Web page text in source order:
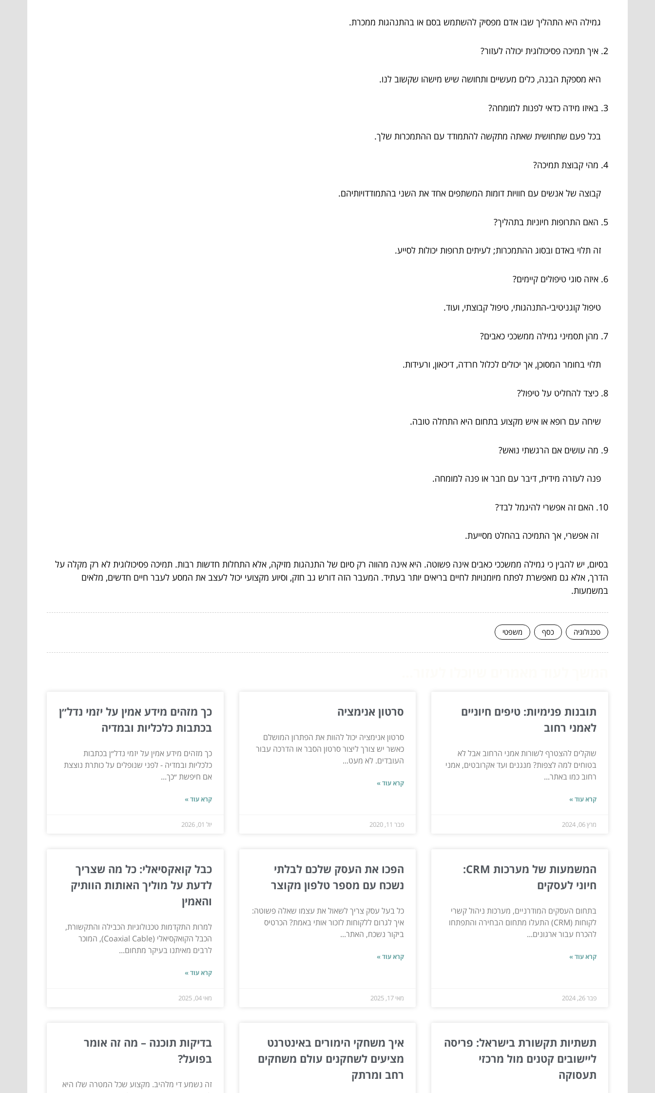
גמילה היא התהליך שבו אדם מפסיק להשתמש בסם או בהתנהגות ממכרת.
2. איך תמיכה פסיכולוגית יכולה לעזור?
היא מספקת הבנה, כלים מעשיים ותחושה שיש מישהו שקשוב לנו.
3. באיזו מידה כדאי לפנות למומחה?
בכל פעם שתחושית שאתה מתקשה להתמודד עם ההתמכרות שלך.
4. מהי קבוצת תמיכה?
קבוצה של אנשים עם חוויות דומות המשתפים אחד את השני בהתמודדויותיהם.
5. האם התרופות חיוניות בתהליך?
זה תלוי באדם ובסוג ההתמכרות; לעיתים תרופות יכולות לסייע.
6. איזה סוגי טיפולים קיימים?
טיפול קוגניטיבי-התנהגותי, טיפול קבוצתי, ועוד.
7. מהן תסמיני גמילה ממשככי כאבים?
תלוי בחומר המסוכן, אך יכולים לכלול חרדה, דיכאון, ורעידות.
8. כיצד להחליט על טיפול?
שיחה עם רופא או איש מקצוע בתחום היא התחלה טובה.
9. מה עושים אם הרגשתי נואש?
פנה לעזרה מידית, דיבר עם חבר או פנה למומחה.
10. האם זה אפשרי להיגמל לבד?
זה אפשרי, אך התמיכה בהחלט מסייעת.
בסיום, יש להבין כי גמילה ממשככי כאבים אינה פשוטה. היא אינה מהווה רק סיום של התנהגות מזיקה, אלא התחלות חדשות רבות. תמיכה פסיכולוגית לא רק מקלה על
הדרך, אלא גם מאפשרת לפתח מיומנויות לחיים בריאים יותר בעתיד. המעבר הזה דורש גב חזק, וסיוע מקצועי יכול לעצב את המסע לעבר חיים חדשים, מלאים
במשמעות.
טכנולוגיה כסף משפטי
תובנות פנימיות: טיפים חיוניים
לאמני רחוב
שוקלים להצטרף לשורות אמני הרחוב אבל לא
בטוחים למה לצפות? מנגנים ועד אקרובטים, אמני
רחוב כמו באתר...
קרא עוד »
מרץ 06, 2024
סרטון אנימציה
סרטון אנימציה יכול להוות את הפתרון המושלם
כאשר יש צורך ליצור סרטון הסבר או הדרכה עבור
העובדים. לא מעט...
קרא עוד »
פבר 11, 2020
כך מזהים מידע אמין על יזמי נדל״ן
בכתבות כלכליות ובמדיה
כך מזהים מידע אמין על יזמי נדל״ן בכתבות
כלכליות ובמדיה - לפני שנופלים על כותרת נוצצת
אם חיפשת ״כך...
קרא עוד »
יול 01, 2026
המשמעות של מערכות CRM:
חיוני לעסקים
בתחום העסקים המודרניים, מערכות ניהול קשרי
לקוחות (CRM) התעלו מתחום הבחירה והתפתחו
להכרח עבור ארגונים...
קרא עוד »
פבר 26, 2024
הפכו את העסק שלכם לבלתי
נשכח עם מספר טלפון מקוצר
כל בעל עסק צריך לשאול את עצמו שאלה פשוטה:
איך לגרום ללקוחות לזכור אותי באמת? הכרטיס
ביקור נשכח, האתר...
קרא עוד »
מאי 17, 2025
כבל קואקסיאלי: כל מה שצריך
לדעת על מוליך האותות הוותיק
והאמין
למרות התקדמות טכנולוגיות הכבילה והתקשורת,
הכבל הקואקסיאלי (Coaxial Cable), המוכר
לרבים מאיתנו בעיקר מתחום...
קרא עוד »
מאי 04, 2025
תשתיות תקשורת בישראל: פריסה
ליישובים קטנים מול מרכזי
תעסוקה
איך משחקי הימורים באינטרנט
מציעים לשחקנים עולם משחקים
רחב ומרתק
בדיקות תוכנה – מה זה אומר
בפועל?
זה נשמע די מלהיב. מקצוע שכל המטרה שלו היא